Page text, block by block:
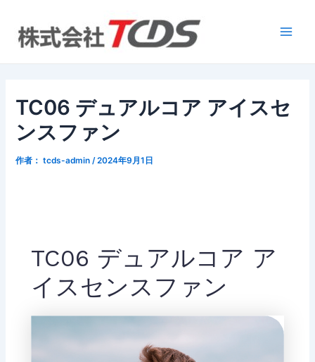
TC06 デュアルコア アイスセ
ンスファン
作者： tcds-admin/2024年9月1日
TC06 デュアルコア ア
イスセンスファン
navigation